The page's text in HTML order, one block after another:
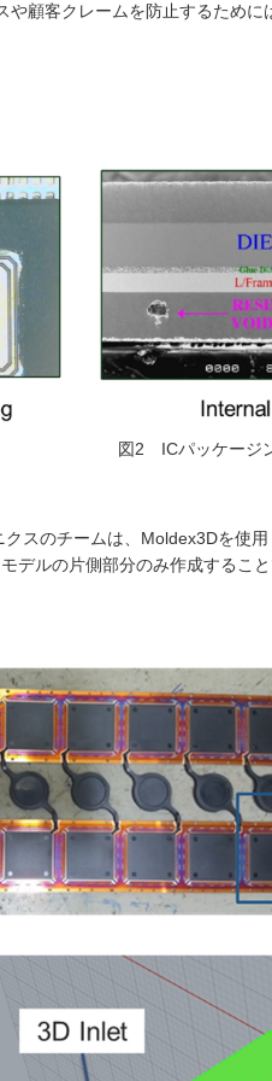
や顧客クレームを防止するため
図2 ICパッケージ
スのチームは、Moldex3Dを使
デルの片側部分のみ作成するこ